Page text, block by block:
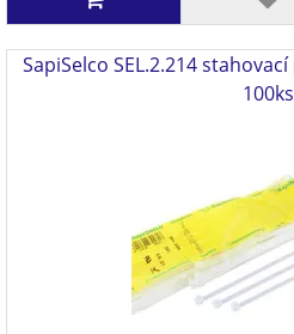
SapiSelco SEL.2.214
100ks